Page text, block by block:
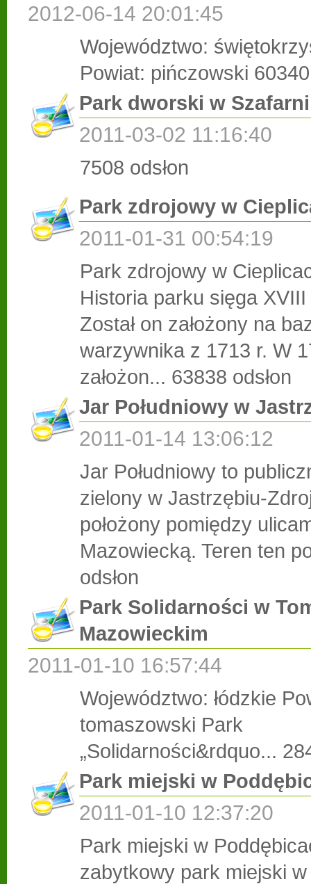
2012-06-14 20:01:45
Województwo:
Powiat: pińczowski
Park dworski w Szafarni
2011-03-02 11:16:40
7508 odsłon
Park zdrojowy w
2011-01-31 00:54:19
Park zdrojowy w
Historia parku sięga
Został on założony na
warzywnika z 1713 r. W
założon... 63838 odsłon
Jar Południowy w
2011-01-14 13:06:12
Jar Południowy to
zielony w Jastrzębiu-
położony pomiędzy
Mazowiecką. Teren ten
odsłon
Park Solidarności w
Mazowieckim
2011-01-10 16:57:44
Województwo: łódzkie
tomaszowski Park
„Solidarności&rdquo...
Park miejski w
2011-01-10 12:37:20
Park miejski w
zabytkowy park miejski